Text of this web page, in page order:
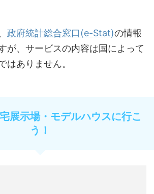
政府統計総合窓口(e-Stat)の情報
が、サービスの内容は国によって
はありません。
展示場・モデルハウスに行こ
う！